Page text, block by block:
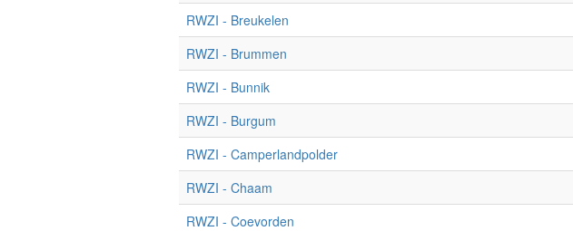
RWZI - Breukelen
RWZI - Brummen
RWZI - Bunnik
RWZI - Burgum
RWZI - Camperlandpolder
RWZI - Chaam
RWZI - Coevorden